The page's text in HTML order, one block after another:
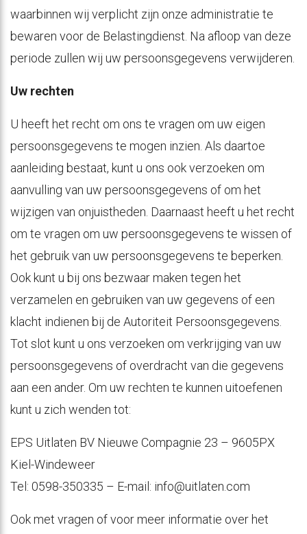
waarbinnen wij verplicht zijn onze administratie te
bewaren voor de Belastingdienst. Na afloop van deze
periode zullen wij uw persoonsgegevens verwijderen.
Uw rechten
U heeft het recht om ons te vragen om uw eigen
persoonsgegevens te mogen inzien. Als daartoe
aanleiding bestaat, kunt u ons ook verzoeken om
aanvulling van uw persoonsgegevens of om het
wijzigen van onjuistheden. Daarnaast heeft u het recht
om te vragen om uw persoonsgegevens te wissen of
het gebruik van uw persoonsgegevens te beperken.
Ook kunt u bij ons bezwaar maken tegen het
verzamelen en gebruiken van uw gegevens of een
klacht indienen bij de Autoriteit Persoonsgegevens.
Tot slot kunt u ons verzoeken om verkrijging van uw
persoonsgegevens of overdracht van die gegevens
aan een ander. Om uw rechten te kunnen uitoefenen
kunt u zich wenden tot:
EPS Uitlaten BV Nieuwe Compagnie 23 – 9605PX
Kiel-Windeweer
Tel: 0598-350335 – E-mail: info@uitlaten.com
Ook met vragen of voor meer informatie over het